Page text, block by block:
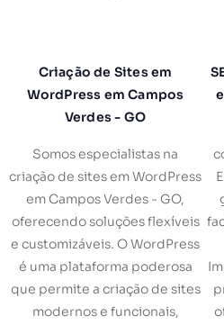
Criação de Sites em
WordPress em Campos
Verdes - GO
Somos especialistas na
criação de sites em WordPress
em Campos Verdes - GO,
oferecendo soluções flexíveis
e customizáveis. O WordPress
é uma plataforma poderosa
que permite a criação de sites
modernos e funcionais,